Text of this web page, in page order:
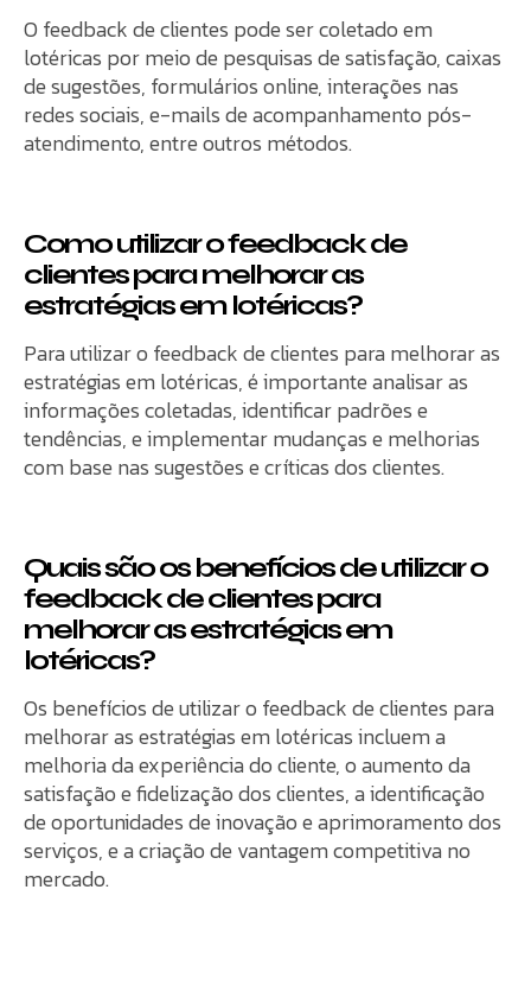
O feedback de clientes pode ser coletado em
lotéricas por meio de pesquisas de satisfação, caixas
de sugestões, formulários online, interações nas
redes sociais, e-mails de acompanhamento pós-
atendimento, entre outros métodos.
Como utilizar o feedback de
clientes para melhorar as
estratégias em lotéricas?
Para utilizar o feedback de clientes para melhorar as
estratégias em lotéricas, é importante analisar as
informações coletadas, identificar padrões e
tendências, e implementar mudanças e melhorias
com base nas sugestões e críticas dos clientes.
Quais são os benefícios de utilizar o
feedback de clientes para
melhorar as estratégias em
lotéricas?
Os benefícios de utilizar o feedback de clientes para
melhorar as estratégias em lotéricas incluem a
melhoria da experiência do cliente, o aumento da
satisfação e fidelização dos clientes, a identificação
de oportunidades de inovação e aprimoramento dos
serviços, e a criação de vantagem competitiva no
mercado.